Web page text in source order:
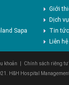
Sapa
Giới
Dịch vụ
Tin tức
Liên hệ
khoản Chính sách riêng tư
H&H Hospital